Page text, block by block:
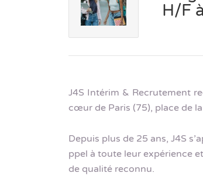
H/F
J4S Intérim & Recrutement
cœur de Paris (75), place de
Depuis plus de 25 ans, J4S
ppel à toute leur expérience
de qualité reconnu.